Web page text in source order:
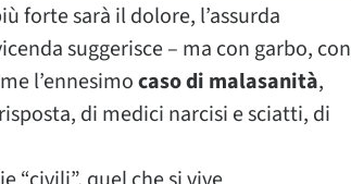
forte sarà il dolore, l’assurda
suggerisce – ma con garbo, con
l’ennesimocaso di malasanità,
di medici narcisi e sciatti, di